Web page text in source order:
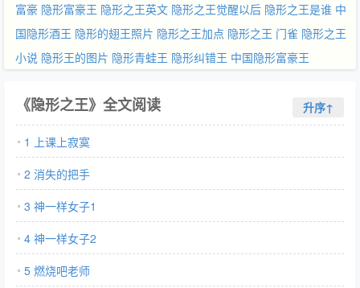
富豪 隐形富豪王 隐形之王英文 隐形之王觉醒以后 隐形之王是谁 中
国隐形酒王 隐形的翅王照片 隐形之王加点 隐形之王 门雀 隐形之王
小说 隐形王的图片 隐形青蛙王 隐形纠错王 中国隐形富豪王
《隐形之王》全文阅读 升序↑
1 上课上寂寞
2 消失的把手
3 神一样女子1
4 神一样女子2
5 燃烧吧老师